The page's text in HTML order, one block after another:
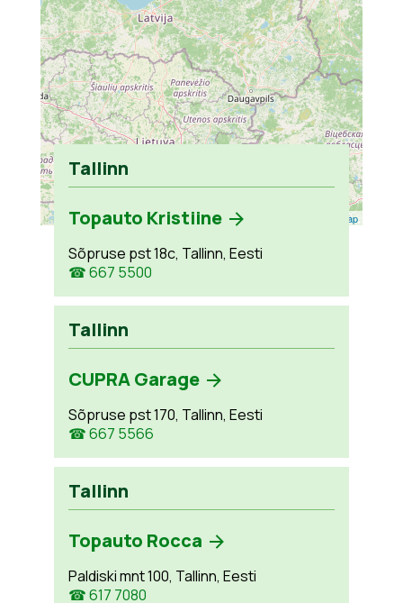
Leaflet OpenStreetMap
Tallinn
Topauto Kristiine
Sõpruse pst 18c, Tallinn, Eesti
☎ 667 5500
Tallinn
CUPRA Garage
Sõpruse pst 170, Tallinn, Eesti
☎ 667 5566
Tallinn
Topauto Rocca
Paldiski mnt 100, Tallinn, Eesti
☎ 617 7080